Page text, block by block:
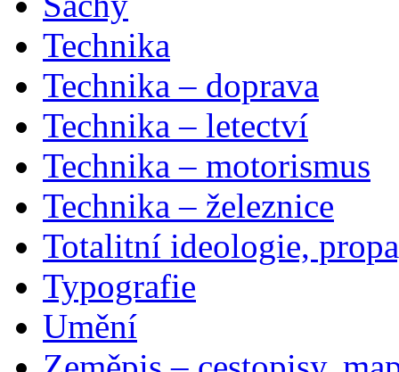
Technika
Technika – doprava
Technika – letectví
Technika – motorismus
Technika – železnice
Totalitní ideologie,
Typografie
Umění